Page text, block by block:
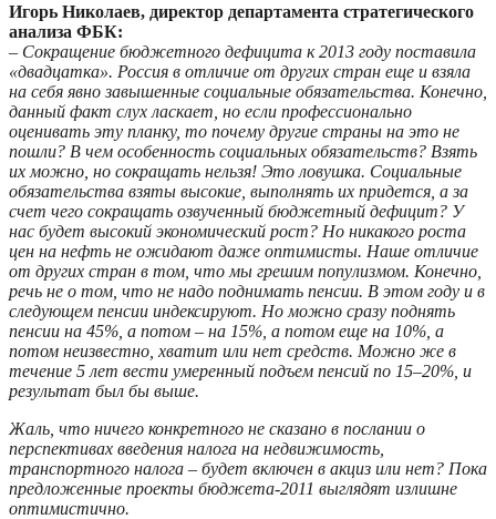
Игорь Николаев, директор департамента стратегического
анализа ФБК:
– Сокращение бюджетного дефицита к 2013 году поставила
«двадцатка». Россия в отличие от других стран еще и взяла
на себя явно завышенные социальные обязательства. Конечно,
данный факт слух ласкает, но если профессионально
оценивать эту планку, то почему другие страны на это не
пошли? В чем особенность социальных обязательств? Взять
их можно, но сокращать нельзя! Это ловушка. Социальные
обязательства взяты высокие, выполнять их придется, а за
счет чего сокращать озвученный бюджетный дефицит? У
нас будет высокий экономический рост? Но никакого роста
цен на нефть не ожидают даже оптимисты. Наше отличие
от других стран в том, что мы грешим популизмом. Конечно,
речь не о том, что не надо поднимать пенсии. В этом году и в
следующем пенсии индексируют. Но можно сразу поднять
пенсии на 45%, а потом – на 15%, а потом еще на 10%, а
потом неизвестно, хватит или нет средств. Можно же в
течение 5 лет вести умеренный подъем пенсий по 15–20%, и
результат был бы выше.
Жаль, что ничего конкретного не сказано в послании о
перспективах введения налога на недвижимость,
транспортного налога – будет включен в акциз или нет? Пока
предложенные проекты бюджета-2011 выглядят излишне
оптимистично.